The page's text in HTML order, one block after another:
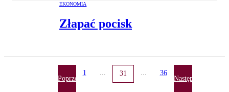
EKONOMIA
Złapać pocisk
Poprzednia
1 31 36
Następna